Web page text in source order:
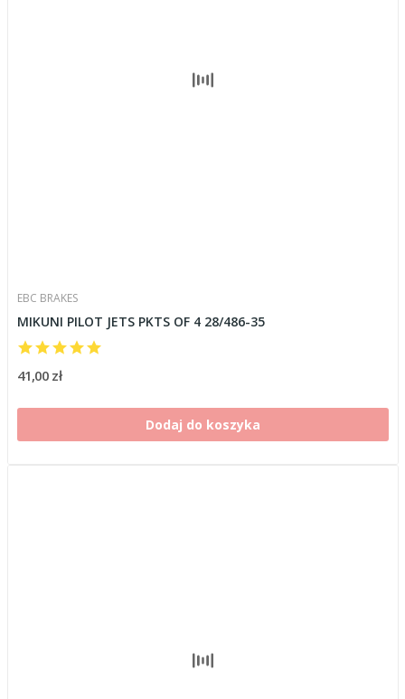
EBC BRAKES
MIKUNI PILOT JETS PKTS OF 4 28/486-35
41,00 zł
Dodaj do koszyka